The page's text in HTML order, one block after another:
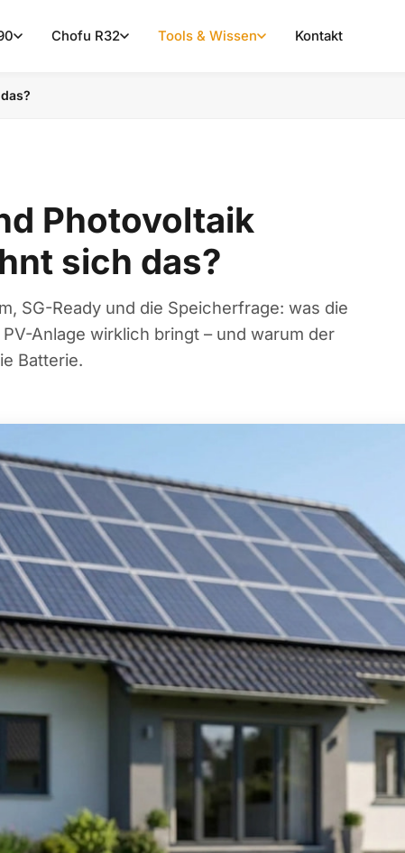
Chofu R32 Tools & Wissen Kontakt
Photovoltaik
sich das?
SG-Ready und die Speicherfrage: was die
Anlage wirklich bringt – und warum der
Batterie.